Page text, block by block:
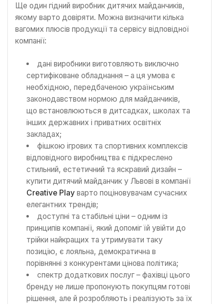
Ще один гідний виробник дитячих майданчиків,
якому варто довіряти. Можна визначити кілька
вагомих плюсів продукції та сервісу відповідної
компанії:
дані виробники виготовляють виключно
сертифіковане обладнання – а ця умова є
необхідною, передбаченою українським
законодавством нормою для майданчиків,
що встановлюються в дитсадках, школах та
інших державних і приватних освітніх
закладах;
фішкою ігрових та спортивних комплексів
відповідного виробництва є підкреслено
стильний, естетичний та яскравий дизайн –
купити дитячий майданчик у Львові в компанії
Creative Play варто поціновувачам сучасних
елегантних трендів;
доступні та стабільні ціни – одним із
принципів компанії, який допоміг їй увійти до
трійки найкращих та утримувати таку
позицію, є лояльна, демократична в
порівнянні з конкурентами цінова політика;
спектр додаткових послуг – фахівці цього
бренду не лише пропонують покупцям готові
рішення, але й розробляють і реалізують за їх